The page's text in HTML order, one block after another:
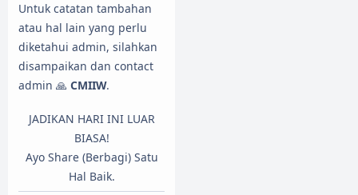
Untuk catatan tambahan
atau hal lain yang perlu
diketahui admin, silahkan
disampaikan dan contact
admin 🙏 CMIIW.
JADIKAN HARI INI LUAR
BIASA!
Ayo Share (Berbagi) Satu
Hal Baik.